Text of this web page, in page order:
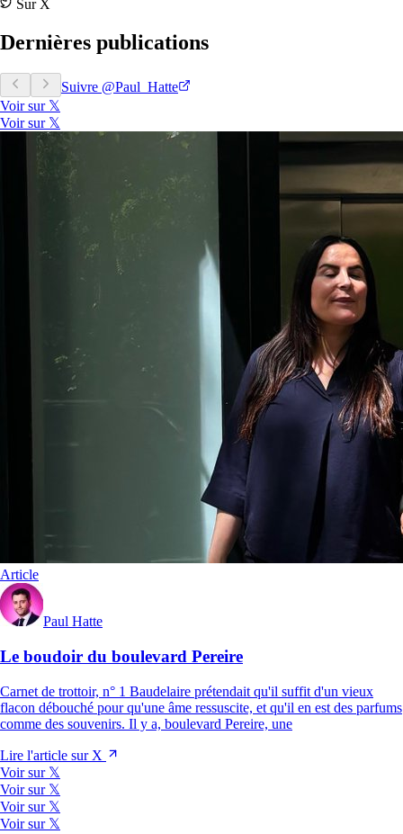
Sur X
Dernières publications
Suivre @Paul_Hatte
Voir sur 𝕏
Voir sur 𝕏
Article
Paul Hatte
Le boudoir du boulevard Pereire
Carnet de trottoir, n° 1 Baudelaire prétendait qu'il suffit d'un vieux
flacon débouché pour qu'une âme ressuscite, et qu'il en est des parfums
comme des souvenirs. Il y a, boulevard Pereire, une
Lire l'article sur X
Voir sur 𝕏
Voir sur 𝕏
Voir sur 𝕏
Voir sur 𝕏